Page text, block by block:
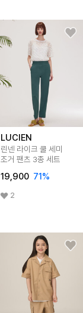
LUCIEN
린넨 라이크 쿨 세미
조거 팬츠 3종 세트
19,900 71 %
2